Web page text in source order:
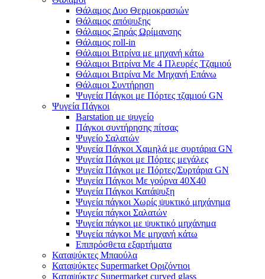
Θάλαμος Δυο Θερμοκρασιών
Θάλαμος απόψυξης
Θάλαμος Ξηράς Ωρίμανσης
Θάλαμος roll-in
Θάλαμοι Βιτρίνα με μηχανή κάτω
Θάλαμοι Βιτρίνα Με 4 Πλευρές Τζαμιού
Θάλαμοι Βιτρίνα Με Μηχανή Επάνω
Θάλαμοι Συντήρηση
Ψυγεία Πάγκοι με Πόρτες τζαμιού GN
Ψυγεία Πάγκοι
Barstation με ψυγείο
Πάγκοι συντήρησης πίτσας
Ψυγείο Σαλατών
Ψυγεία Πάγκοι Χαμηλά με συρτάρια GN
Ψυγεία Πάγκοι με Πόρτες μεγάλες
Ψυγεία Πάγκοι με Πόρτες/Συρτάρια GN
Ψυγεία Πάγκοι Με γούρνα 40Χ40
Ψυγεία Πάγκοι Κατάψυξη
Ψυγεία πάγκοι Χωρίς ψυκτικό μηχάνημα
Ψυγεία πάγκοι Σαλατών
Ψυγεία πάγκοι με ψυκτικό μηχάνημα
Ψυγεία πάγκοι Με μηχανή κάτω
Επιπρόσθετα εξαρτήματα
Καταψύκτες Μπαούλα
Καταψύκτες Supermarket Οριζόντιοι
Καταψύκτες Supermarket curved glass